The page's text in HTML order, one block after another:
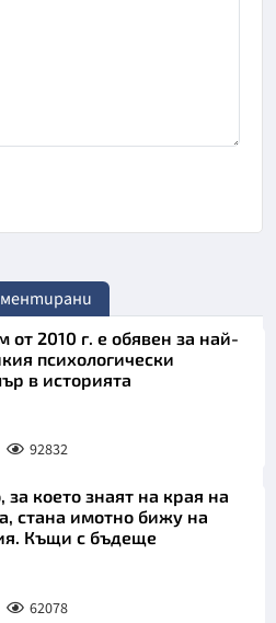
от 2010 г. е обявен за най-
психологически
в историята
92832
за което знаят на края на
стана имотно бижу на
Къщи с бъдеще
62078